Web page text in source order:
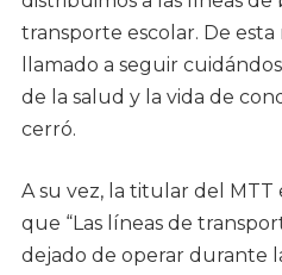
transporte escolar. De esta
llamado a seguir
de la salud y la vida de
cerró.
A su vez, la titular del MTT
que “Las líneas de
dejado de operar durante